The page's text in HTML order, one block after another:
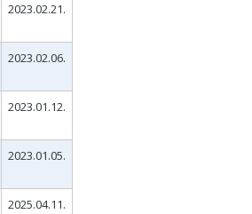
2023.02.21.
2023.02.06.
2023.01.12.
2023.01.05.
2025.04.11.